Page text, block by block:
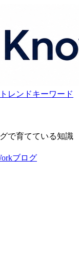
レンドキーワード
で育てている知識
ブログ